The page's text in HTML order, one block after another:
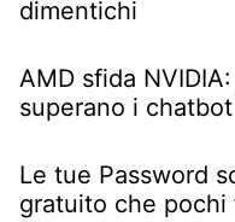
dimentichi
AMD sfida
superano i
Le tue Password
gratuito che pochi